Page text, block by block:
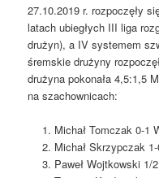
27.10.2019 r. rozpoczęły
latach ubiegłych III liga
drużyn), a IV systemem
śremskie drużyny
drużyna pokonała 4,5:1,5
na szachownicach:
Michał Tomczak 0-1
Michał Skrzypczak
Paweł Wojtkowski